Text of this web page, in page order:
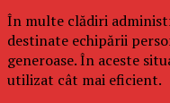
În multe clădiri
destinate echipării
generoase. În aceste
utilizat cât mai eficient.